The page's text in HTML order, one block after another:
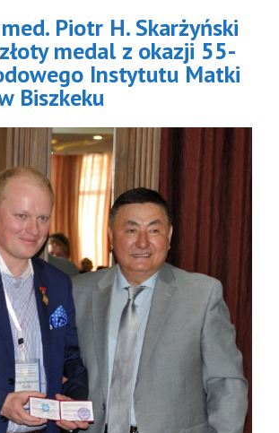
Piotr H. Skarżyński
medal z okazji 55-
Instytutu Matki
Biszkeku